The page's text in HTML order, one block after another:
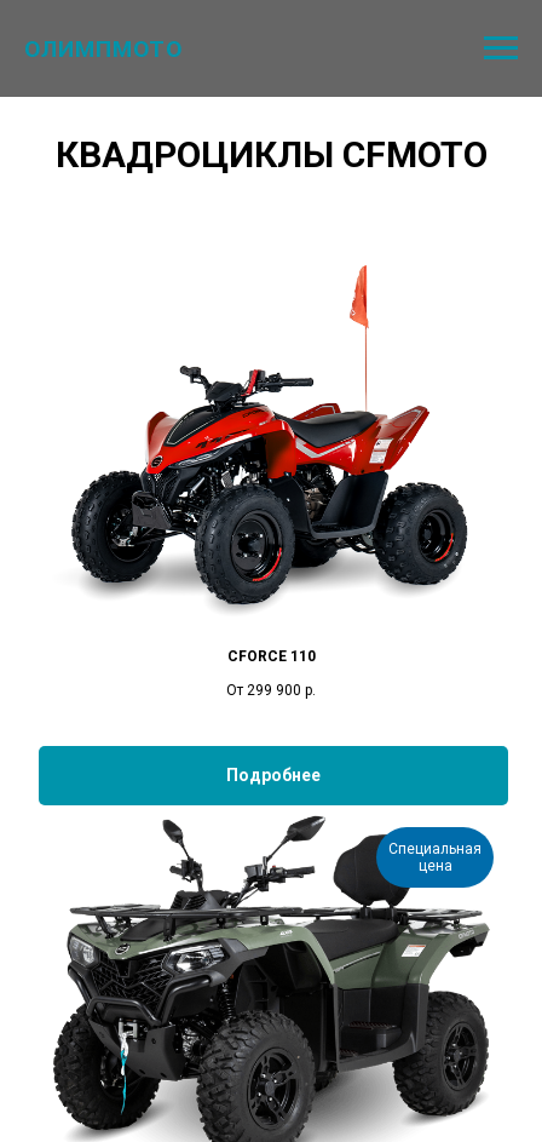
ОЛИМПМОТО
КВАДРОЦИКЛЫ CFMOTO
CFORCE 110
От 299 900 р.
Подробнее
Специальная
цена